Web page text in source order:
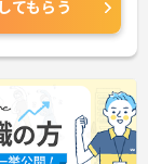
てもらう